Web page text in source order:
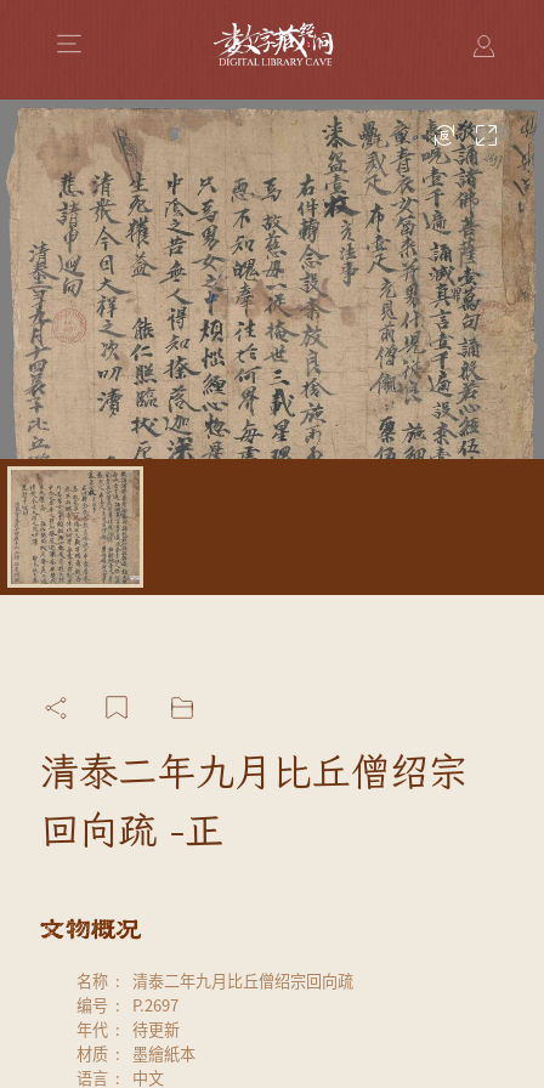
清泰二年九月比丘僧绍宗
回向疏 -正
名称
清泰二年九月比丘僧绍宗回向疏
编号
P.2697
年代
待更新
材质
墨繪紙本
语言
中文